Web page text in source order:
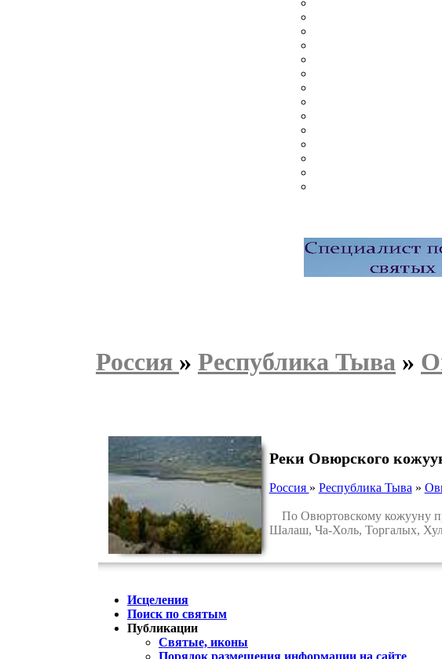
Россия » Республика Тыва »
Реки Овюрского
Россия » Республика Тыва »
По Овюртовскому кожууну
Шалаш, Ча-Холь, Торгалых,
Исцеления
Поиск по святым
Публикации
Святые, иконы